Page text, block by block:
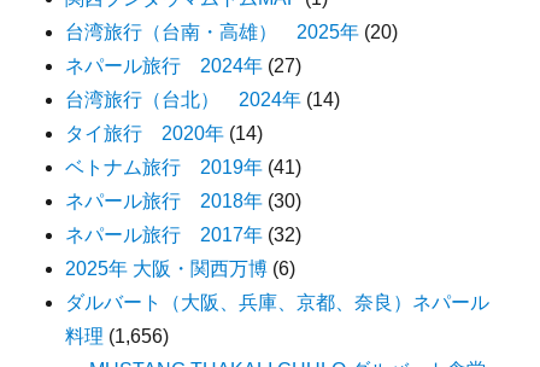
台湾旅行（台南・高雄） 2025年 (20)
ネパール旅行 2024年 (27)
台湾旅行（台北） 2024年 (14)
タイ旅行 2020年 (14)
ベトナム旅行 2019年 (41)
ネパール旅行 2018年 (30)
ネパール旅行 2017年 (32)
2025年 大阪・関西万博 (6)
ダルバート（大阪、兵庫、京都、奈良）ネパール
料理 (1,656)